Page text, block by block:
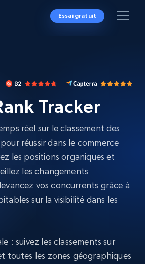
Essai gratuit
Tracker
réel sur le classement des
réussir dans le commerce
les positions organiques et
les changements
vos concurrents grâce à
sur la visibilité dans les
: suivez les classements sur
toutes les zones géographiques